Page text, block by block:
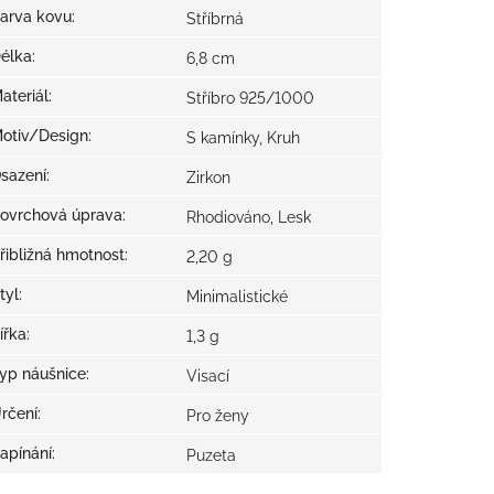
kovu: Stříbrná
: 6,8 cm
: Stříbro 925/1000
Design: S kamínky, Kruh
: Zirkon
úprava: Rhodiováno, Lesk
hmotnost: 2,20 g
: Minimalistické
: 1,3 g
náušnice: Visací
: Pro ženy
: Puzeta